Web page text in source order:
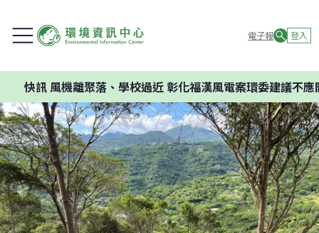
電子報 登入
聚落、學校過近 彰化福漢風電案環委建議不應開發